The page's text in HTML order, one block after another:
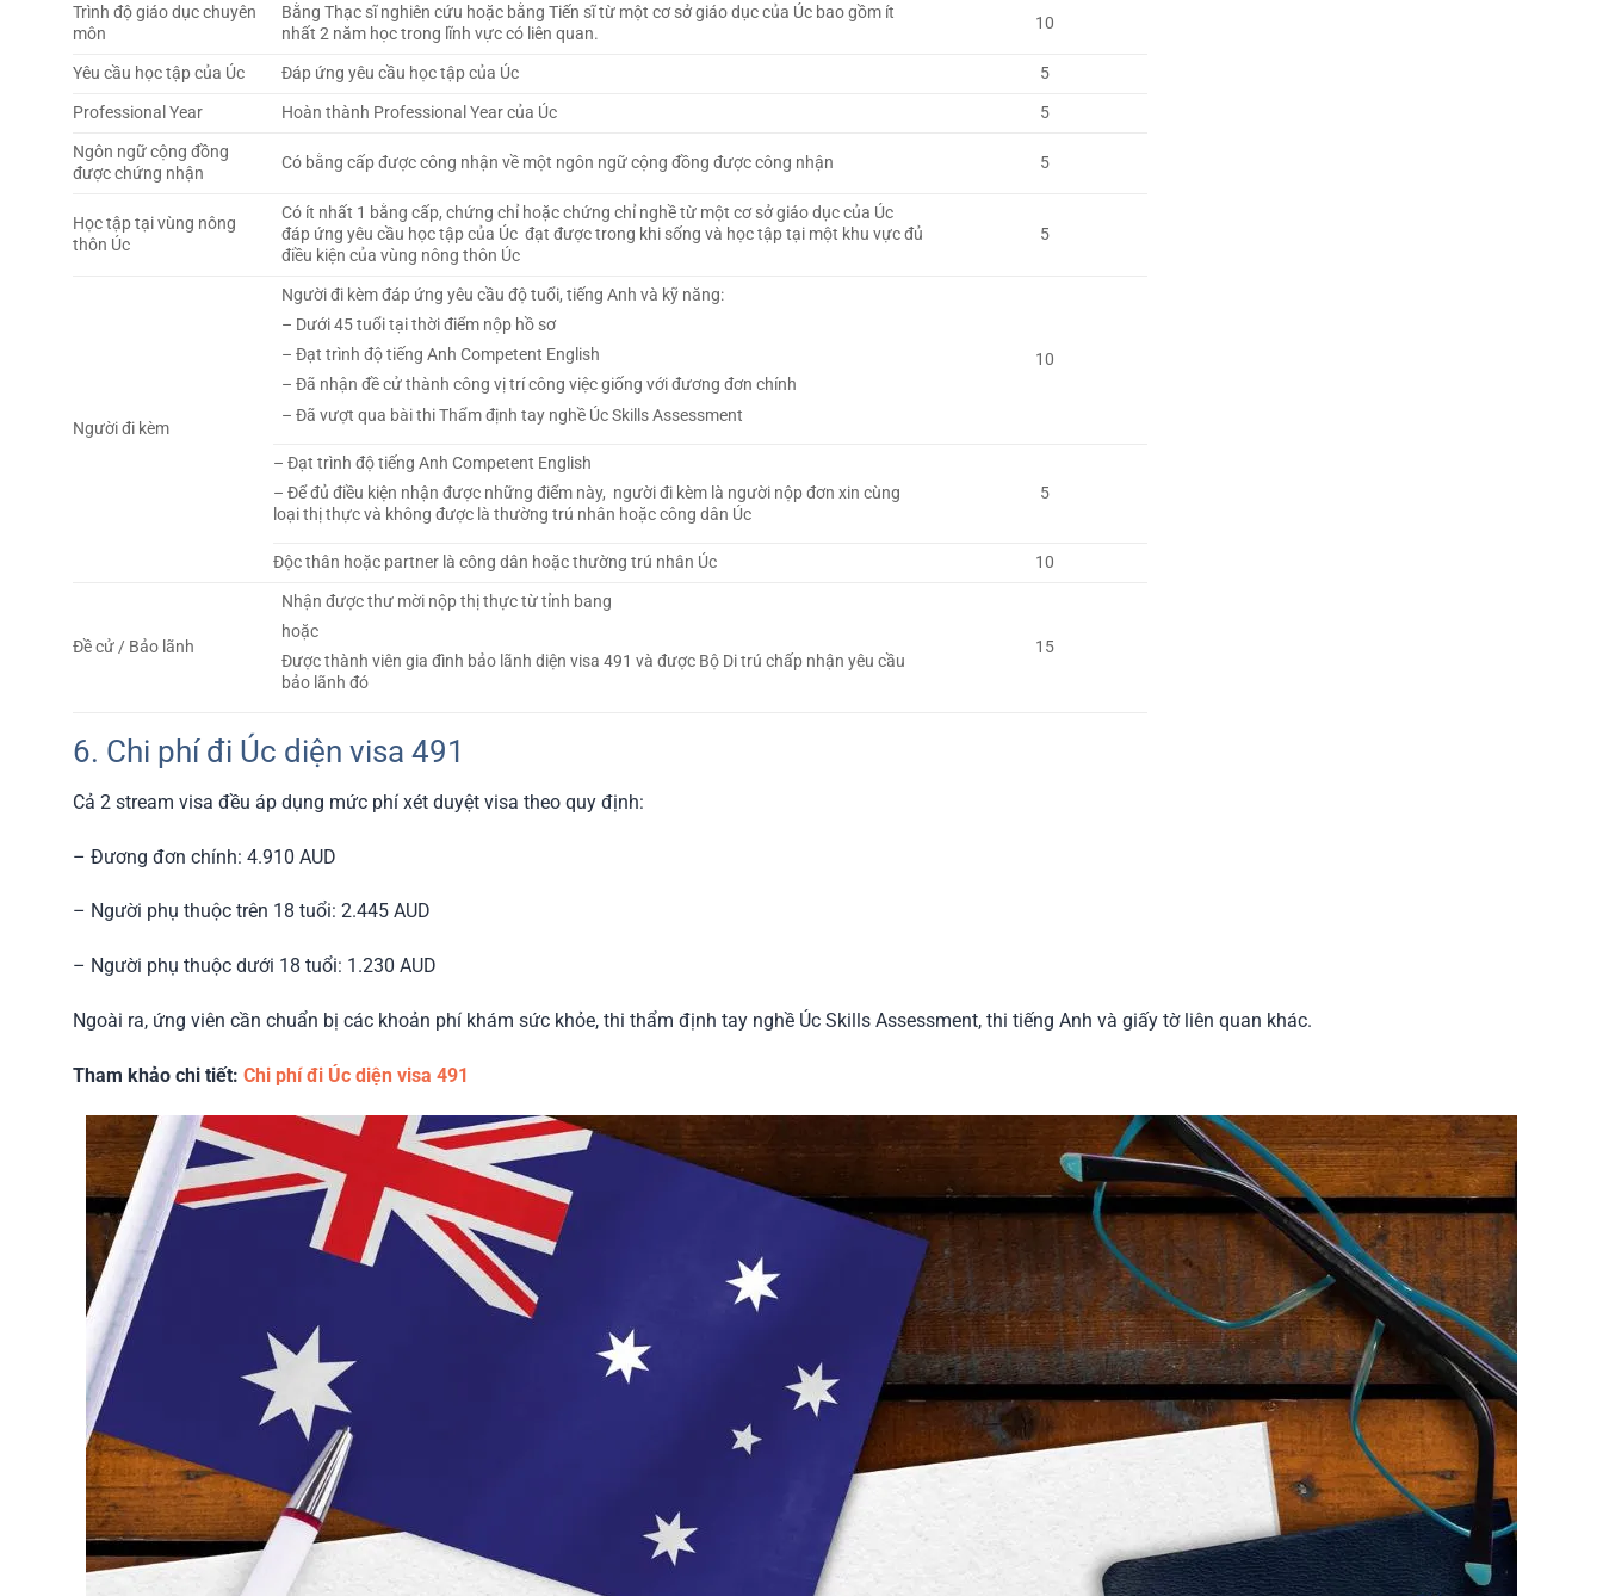
Trình độ giáo dục chuyên
môn
Bằng Thạc sĩ nghiên cứu hoặc bằng Tiến sĩ từ một cơ sở giáo dục của Úc bao gồm ít
nhất 2 năm học trong lĩnh vực có liên quan.
10
Yêu cầu học tập của Úc Đáp ứng yêu cầu học tập của Úc
5
Professional Year
Hoàn thành Professional Year của Úc
5
Ngôn ngữ cộng đồng
được chứng nhận
Có bằng cấp được công nhận về một ngôn ngữ cộng đồng được công nhận 5
Học tập tại vùng nông
thôn Úc
Có ít nhất 1 bằng cấp, chứng chỉ hoặc chứng chỉ nghề từ một cơ sở giáo dục của Úc
đáp ứng yêu cầu học tập của Úc đạt được trong khi sống và học tập tại một khu vực đủ
điều kiện của vùng nông thôn Úc
5
Người đi kèm
Người đi kèm đáp ứng yêu cầu độ tuổi, tiếng Anh và kỹ năng:
– Dưới 45 tuổi tại thời điểm nộp hồ sơ
– Đạt trình độ tiếng Anh Competent English
– Đã nhận đề cử thành công vị trí công việc giống với đương đơn chính
– Đã vượt qua bài thi Thẩm định tay nghề Úc Skills Assessment
10
– Đạt trình độ tiếng Anh Competent English
– Để đủ điều kiện nhận được những điểm này, người đi kèm là người nộp đơn xin cùng
loại thị thực và không được là thường trú nhân hoặc công dân Úc
5
Độc thân hoặc partner là công dân hoặc thường trú nhân Úc 10
Đề cử / Bảo lãnh
Nhận được thư mời nộp thị thực từ tỉnh bang
hoặc
Được thành viên gia đình bảo lãnh diện visa 491 và được Bộ Di trú chấp nhận yêu cầu
bảo lãnh đó
15
6. Chi phí đi Úc diện visa 491
Cả 2 stream visa đều áp dụng mức phí xét duyệt visa theo quy định:
– Đương đơn chính: 4.910 AUD
– Người phụ thuộc trên 18 tuổi: 2.445 AUD
– Người phụ thuộc dưới 18 tuổi: 1.230 AUD
Ngoài ra, ứng viên cần chuẩn bị các khoản phí khám sức khỏe, thi thẩm định tay nghề Úc Skills Assessment, thi tiếng Anh và giấy tờ liên quan khác.
Tham khảo chi tiết: Chi phí đi Úc diện visa 491